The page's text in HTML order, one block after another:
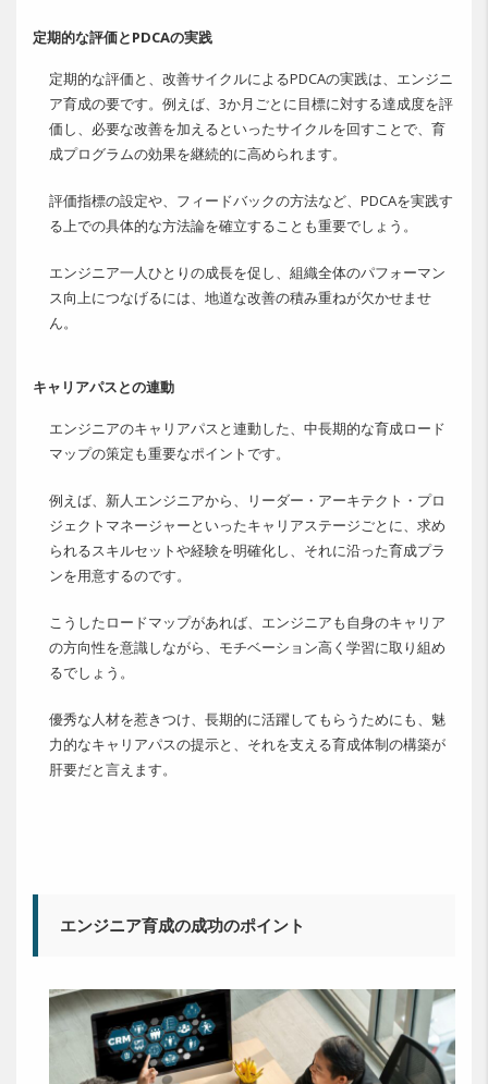
定期的な評価とPDCAの実践
定期的な評価と、改善サイクルによるPDCAの実践は、エンジニ
ア育成の要です。例えば、3か月ごとに目標に対する達成度を評
価し、必要な改善を加えるといったサイクルを回すことで、育
成プログラムの効果を継続的に高められます。
評価指標の設定や、フィードバックの方法など、PDCAを実践す
る上での具体的な方法論を確立することも重要でしょう。
エンジニア一人ひとりの成長を促し、組織全体のパフォーマン
ス向上につなげるには、地道な改善の積み重ねが欠かせませ
ん。
キャリアパスとの連動
エンジニアのキャリアパスと連動した、中長期的な育成ロード
マップの策定も重要なポイントです。
例えば、新人エンジニアから、リーダー・アーキテクト・プロ
ジェクトマネージャーといったキャリアステージごとに、求め
られるスキルセットや経験を明確化し、それに沿った育成プラ
ンを用意するのです。
こうしたロードマップがあれば、エンジニアも自身のキャリア
の方向性を意識しながら、モチベーション高く学習に取り組め
るでしょう。
優秀な人材を惹きつけ、長期的に活躍してもらうためにも、魅
力的なキャリアパスの提示と、それを支える育成体制の構築が
肝要だと言えます。
エンジニア育成の成功のポイント